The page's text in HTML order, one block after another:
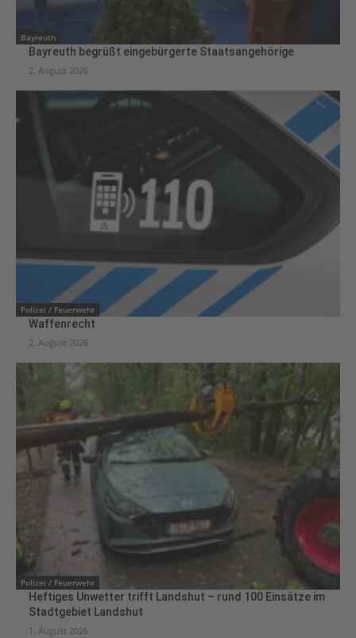
Bayreuth
Bayreuth begrüßt eingebürgerte Staatsangehörige
2. August 2026
Polizei / Feuerwehr
Waffenrecht
2. August 2026
Polizei / Feuerwehr
Heftiges Unwetter trifft Landshut – rund 100 Einsätze im
Stadtgebiet Landshut
1. August 2026